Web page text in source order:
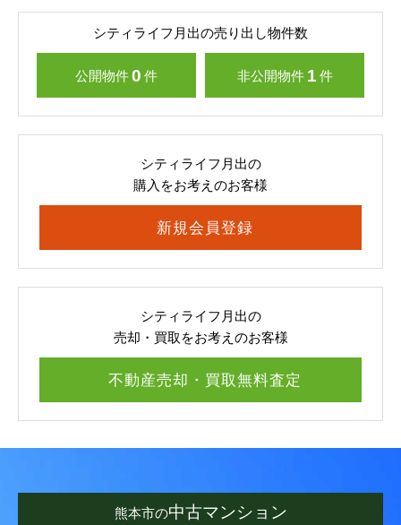
シティライフ月出の売り出し物件数
公開物件0 件 非公開物件 1 件
シティライフ月出の
購入をお考えのお客様
新規会員登録
シティライフ月出の
売却・買取をお考えのお客様
不動産売却・買取無料査定
熊本市の中古マンション